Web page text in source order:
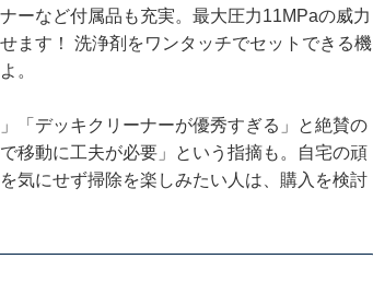
ーなど付属品も充実。最大圧力11MPaの威力
ます！ 洗浄剤をワンタッチでセットできる機
。
「デッキクリーナーが優秀すぎる」と絶賛の
移動に工夫が必要」という指摘も。自宅の頑
気にせず掃除を楽しみたい人は、購入を検討